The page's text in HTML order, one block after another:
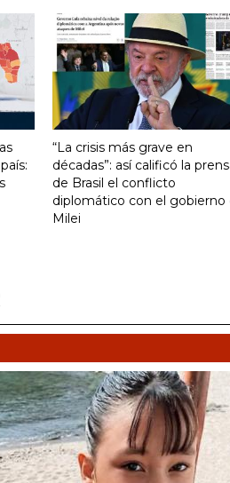
“La crisis más grave en
décadas”: así calificó la
de Brasil el conflicto
diplomático con el gobierno
Milei